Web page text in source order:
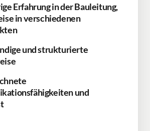
Erfahrung in der Bauleitung,
in verschiedenen
und strukturierte
und